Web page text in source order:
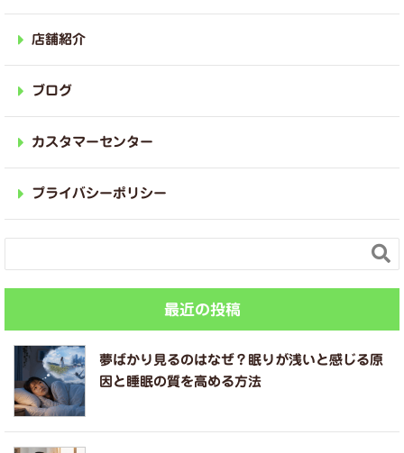
店舗紹介
ブログ
カスタマーセンター
プライバシーポリシー

最近の投稿
夢ばかり見るのはなぜ？眠りが浅いと感じる原
因と睡眠の質を高める方法